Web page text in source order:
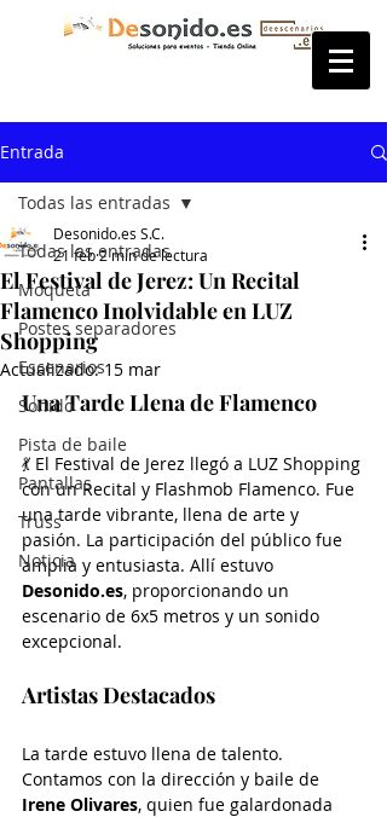
Entrada
Todas las entradas
Moqueta
Postes separadores
Escenarios
Sonido
Pista de baile
Pantallas
Truss
Noticia
Todas las entradas
El Festival de Jerez: Un Recital
Flamenco Inolvidable en LUZ
Shopping
Desonido.es S.C.
21 feb2 min de lectura
Actualizado:15 mar
Una Tarde Llena de Flamenco
💃 El Festival de Jerez llegó a LUZ Shopping
con un Recital y Flashmob Flamenco. Fue
una tarde vibrante, llena de arte y
pasión. La participación del público fue
amplia y entusiasta. Allí estuvo
Desonido.es, proporcionando un
escenario de 6x5 metros y un sonido
excepcional.
Artistas Destacados
La tarde estuvo llena de talento.
Contamos con la dirección y baile de
Irene Olivares, quien fue galardonada